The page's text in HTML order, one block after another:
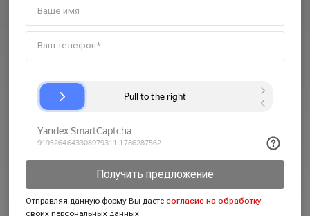
Получить предложение
Отправляя данную форму Вы даетесогласие на обработку
своих персональных данных